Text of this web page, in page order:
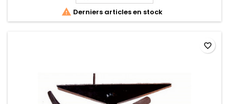
 Derniers articles en stock
favorite_border